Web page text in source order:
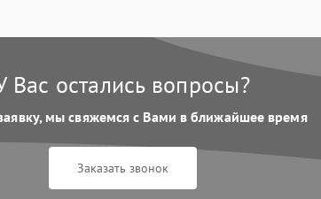
Вас остались вопросы?
мы свяжемся с Вами в ближайшее время
Заказать звонок